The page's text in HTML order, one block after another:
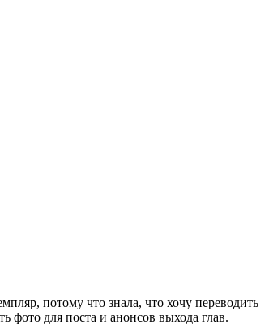
потому что знала, что хочу переводить
фото для поста и анонсов выхода глав.